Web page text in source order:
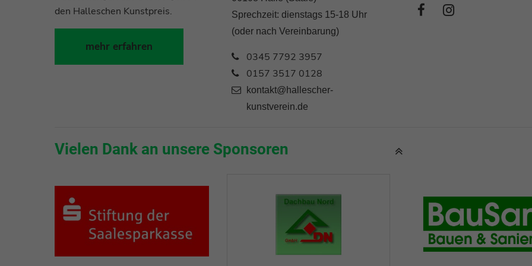
den Halleschen Kunstpreis.
mehr erfahren
Sprechzeit: dienstags 15-18 Uhr
(oder nach Vereinbarung)
0345 7792 3957
0157 3517 0128
kontakt@hallescher-
kunstverein.de
Vielen Dank an unsere Sponsoren